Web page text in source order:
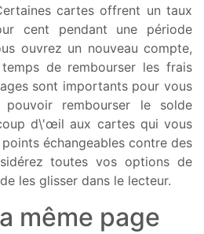
cartes offrent un taux
cent pendant une période
ouvrez un nouveau compte,
de rembourser les frais
sont importants pour vous
rembourser le solde
d\'œil aux cartes qui vous
échangeables contre des
toutes vos options de
les glisser dans le lecteur.
même page